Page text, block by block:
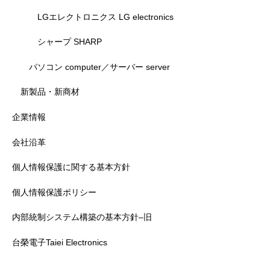
LGエレクトロニクス LG electronics
シャープ SHARP
パソコン computer／サーバー server
新製品・新商材
企業情報
会社沿革
個人情報保護に関する基本方針
個人情報保護ポリシー
内部統制システム構築の基本方針–旧
台榮電子Taiei Electronics